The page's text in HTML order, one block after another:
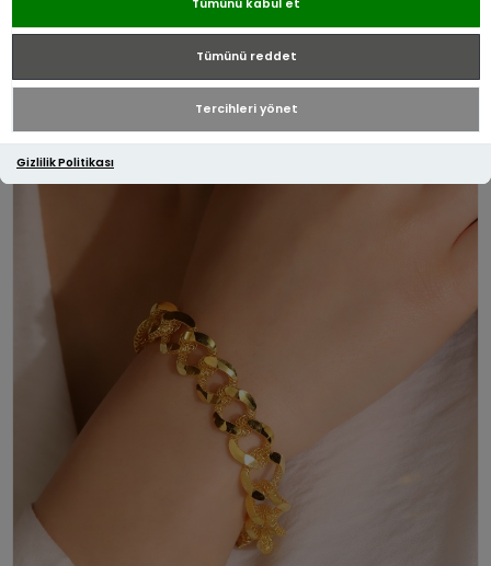
Tümünü kabul et
Tümünü reddet
Tercihleri yönet
Gizlilik Politikası